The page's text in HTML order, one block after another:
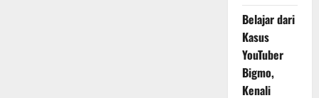
Belajar dari
Kasus
YouTuber
Bigmo,
Kenali